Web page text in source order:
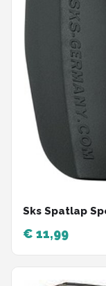
Sks Spatlap
€ 11,99